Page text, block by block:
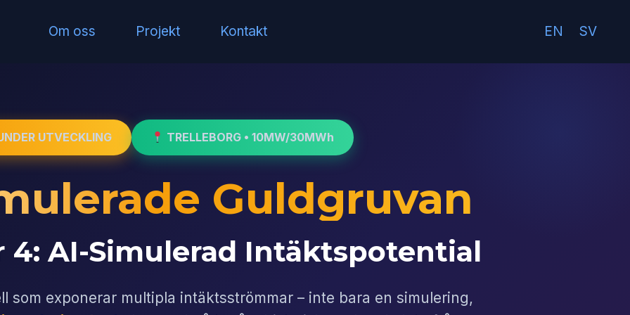
Om oss Projekt Kontakt EN SV
UTVECKLING TRELLEBORG • 10MW/30MWh
Guldgruvan
4: AI-Simulerad Intäktspotential
som exponerar multipla intäktsströmmar – inte bara en simulering,